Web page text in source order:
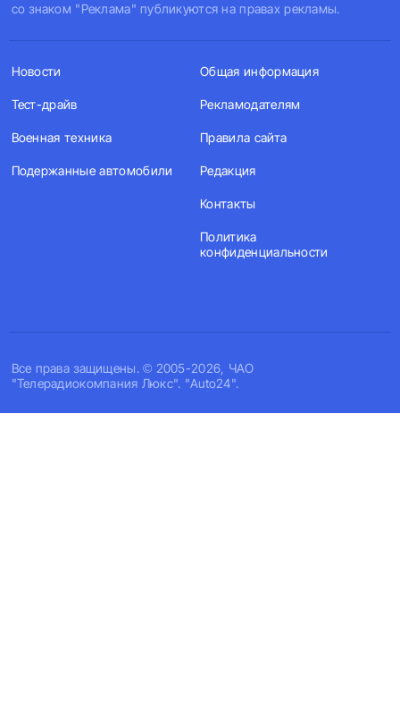
со знаком "Реклама" публикуются на правах рекламы.
Все права защищены. © 2005-2026, ЧАО
"Телерадиокомпания Люкс". "Auto24".
Новости
Тест-драйв
Военная техника
Подержанные автомобили
Общая информация
Рекламодателям
Правила сайта
Редакция
Контакты
Политика
конфиденциальности